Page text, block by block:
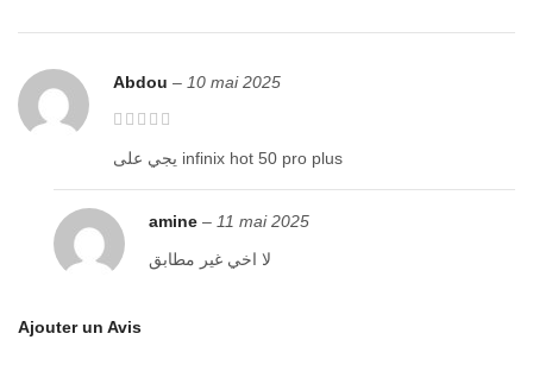
Abdou – 10 mai 2025
يجي على infinix hot 50 pro plus
amine – 11 mai 2025
لا اخي غير مطابق
Ajouter un Avis